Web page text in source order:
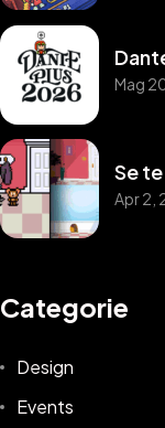
Mag
Se
Apr 2,
Categorie
Design
Events